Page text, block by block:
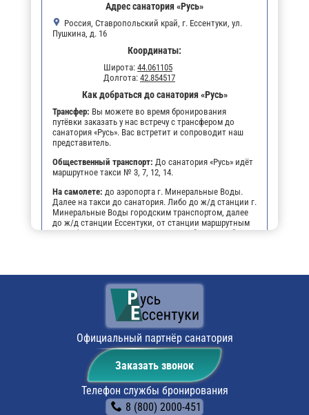
Адрес санатория «Русь»
Россия, Ставропольский край, г. Ессентуки, ул.
Пушкина, д. 16
Координаты:
Широта: 44.061105
Долгота: 42.854517
Как добраться до санатория «Русь»
Трансфер: Вы можете во время бронирования
путёвки заказать у нас встречу с трансфером до
санатория «Русь». Вас встретит и сопроводит наш
представитель.
Общественный транспорт: До санатория «Русь» идёт
маршрутное такси № 3, 7, 12, 14.
На самолете: до аэропорта г. Минеральные Воды.
Далее на такси до санатория. Либо до ж/д станции г.
Минеральные Воды городским транспортом, далее
до ж/д станции Ессентуки, от станции маршрутным
такси (№№ 3, 7, 12, 14) до остановки "Виктория",
не заблудиться, можно воспользоваться
навигатором. По прибытии будет возможность
оставить автомобиль на парковке санатория.
до ж/д вокзала г. Ессентуки, маршрутным
такси № 3, 7, 12, 14 до остановки «Виктория», далее
пешком 3-4 мин. до санатория
Официальный партнёр санатория
Заказать звонок
Телефон службы бронирования
8 (800) 2000-451